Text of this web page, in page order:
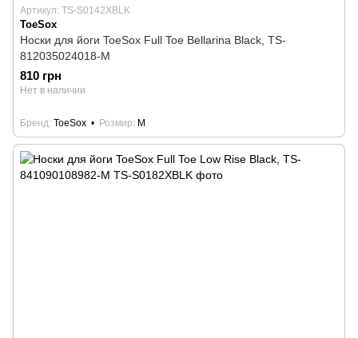
Артикул: TS-S0142XBLK
ToeSox
Носки для йоги ToeSox Full Toe Bellarina Black, TS-
812035024018-M
810 грн
Нет в наличии
Бренд ToeSox Розмир M